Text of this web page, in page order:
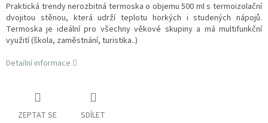
Praktická trendy nerozbitná termoska o objemu 500 ml s termoizolační
dvojitou stěnou, která udrží teplotu horkých i studených nápojů.
Termoska je ideální pro všechny věkové skupiny a má multifunkční
využití (škola, zaměstnání, turistika..)
Detailní informace
ZEPTAT SE SDÍLET